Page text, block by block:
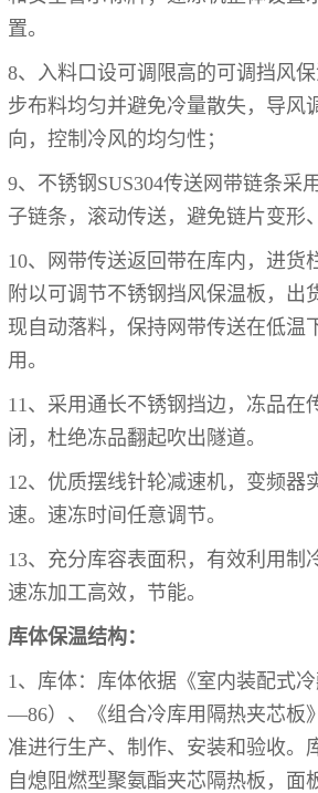
置。
8、入料口设可调限高的可调挡风
步布料均匀并避免冷量散失，导风
向，控制冷风的均匀性；
9、不锈钢SUS304传送网带链条采
子链条，滚动传送，避免链片变形
10、网带传送返回带在库内，进货
附以可调节不锈钢挡风保温板，出
现自动落料，保持网带传送在低温
用。
11、采用通长不锈钢挡边，冻品在
闭，杜绝冻品翻起吹出隧道。
12、优质摆线针轮减速机，变频器
速。速冻时间任意调节。
13、充分库容表面积，有效利用制
速冻加工高效，节能。
库体保温结构：
1、 库体：库体依据《室内装配式
—86）、《组合冷库用隔热夹芯板
准进行生产、制作、安装和验收。
自熄阻燃型聚氨酯夹芯隔热板，面